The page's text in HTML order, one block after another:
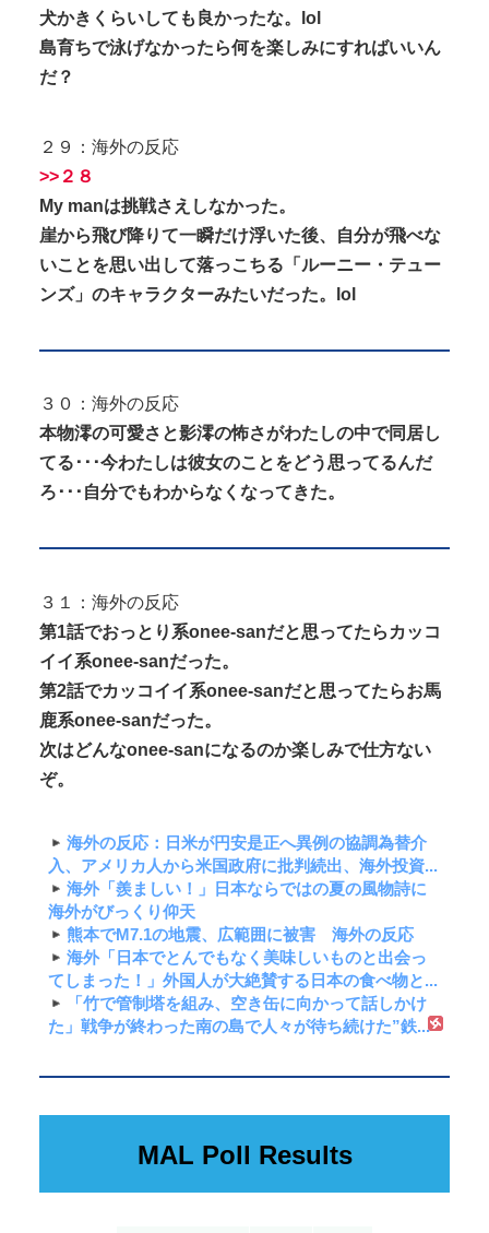
犬かきくらいしても良かったな。lol
島育ちで泳げなかったら何を楽しみにすればいいん
だ？
２９：海外の反応
>>２８
My manは挑戦さえしなかった。
崖から飛び降りて一瞬だけ浮いた後、自分が飛べな
いことを思い出して落っこちる「ルーニー・テュー
ンズ」のキャラクターみたいだった。lol
３０：海外の反応
本物澪の可愛さと影澪の怖さがわたしの中で同居し
てる･･･今わたしは彼女のことをどう思ってるんだ
ろ･･･自分でもわからなくなってきた。
３１：海外の反応
第1話でおっとり系onee-sanだと思ってたらカッコ
イイ系onee-sanだった。
第2話でカッコイイ系onee-sanだと思ってたらお馬
鹿系onee-sanだった。
次はどんなonee-sanになるのか楽しみで仕方ない
ぞ。
海外の反応：日米が円安是正へ異例の協調為替介
入、アメリカ人から米国政府に批判続出、海外投資...
海外「羨ましい！」日本ならではの夏の風物詩に
海外がびっくり仰天
熊本でM7.1の地震、広範囲に被害 海外の反応
海外「日本でとんでもなく美味しいものと出会っ
てしまった！」外国人が大絶賛する日本の食べ物と...
「竹で管制塔を組み、空き缶に向かって話しかけ
た」戦争が終わった南の島で人々が待ち続けた”鉄...
MAL Poll Results